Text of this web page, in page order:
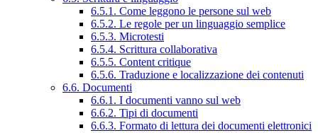
6.5.1. Come leggono le persone sul web
6.5.2. Le regole per un linguaggio semplice
6.5.3. Microtesti
6.5.4. Scrittura collaborativa
6.5.5. Content critique
6.5.6. Traduzione e localizzazione dei contenuti
6.6. Documenti
6.6.1. I documenti vanno sul web
6.6.2. Tipi di documenti
6.6.3. Formato di lettura dei documenti elettronici